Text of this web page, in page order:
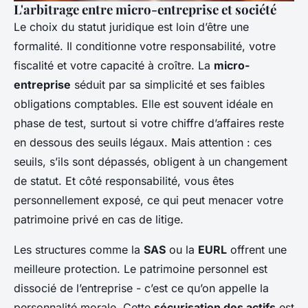
L'arbitrage entre micro-entreprise et société
Le choix du statut juridique est loin d’être une
formalité. Il conditionne votre responsabilité, votre
fiscalité et votre capacité à croître. La micro-
entreprise séduit par sa simplicité et ses faibles
obligations comptables. Elle est souvent idéale en
phase de test, surtout si votre chiffre d’affaires reste
en dessous des seuils légaux. Mais attention : ces
seuils, s’ils sont dépassés, obligent à un changement
de statut. Et côté responsabilité, vous êtes
personnellement exposé, ce qui peut menacer votre
patrimoine privé en cas de litige.
Les structures comme la SAS ou la EURL offrent une
meilleure protection. Le patrimoine personnel est
dissocié de l’entreprise - c’est ce qu’on appelle la